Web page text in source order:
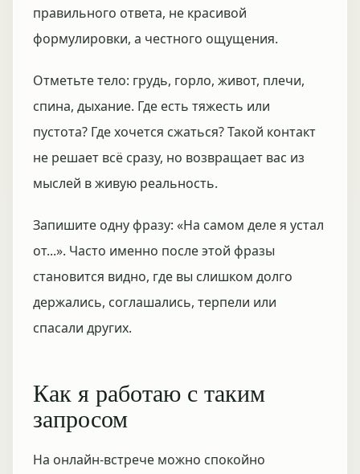
правильного ответа, не красивой
формулировки, а честного ощущения.
Отметьте тело: грудь, горло, живот, плечи,
спина, дыхание. Где есть тяжесть или
пустота? Где хочется сжаться? Такой контакт
не решает всё сразу, но возвращает вас из
мыслей в живую реальность.
Запишите одну фразу: «На самом деле я устал
от...». Часто именно после этой фразы
становится видно, где вы слишком долго
держались, соглашались, терпели или
спасали других.
Как я работаю с таким
запросом
На онлайн-встрече можно спокойно